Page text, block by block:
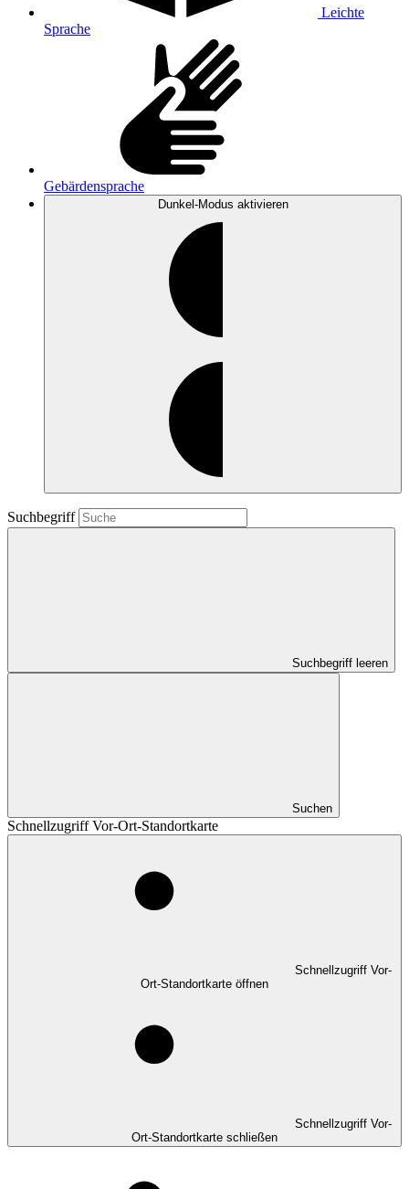
Leichte
Sprache
Gebärdensprache
Dunkel-Modus aktivieren
Suchbegriff
Suchbegriff leeren
Suchen
Schnellzugriff Vor-Ort-Standortkarte
Schnellzugriff Vor-
Ort-Standortkarte öffnen
Schnellzugriff Vor-
Ort-Standortkarte schließen